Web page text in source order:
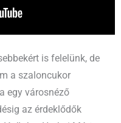
is felelünk, de
a szaloncukor
egy városnéző
az érdeklődők